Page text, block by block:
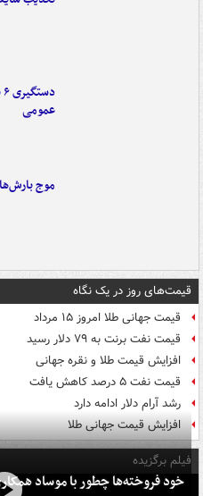
عمومی
موج بارش‌های
قیمت‌های روز در یک نگاه
قیمت جهانی طلا امروز ۱۵ مرداد
قیمت نفت برنت به ۷۹ دلار رسید
افزایش قیمت طلا و نقره جهانی
قیمت نفت ۵ درصد کاهش یافت
رشد آرام دلار ادامه دارد
افزایش قیمت جهانی طلا
فیلم برگزیده
خود فروخته‌ها چطور با موساد